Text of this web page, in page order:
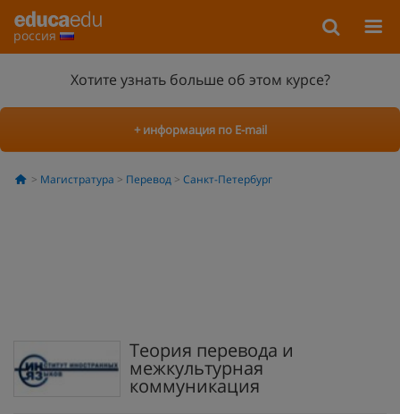
россия
Хотите узнать больше об этом курсе?
+ информация по E-mail
Магистратура Перевод Санкт-Петербург
Теория перевода и
межкультурная
коммуникация